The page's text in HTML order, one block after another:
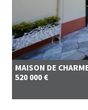
MAISON DE
520 000 €